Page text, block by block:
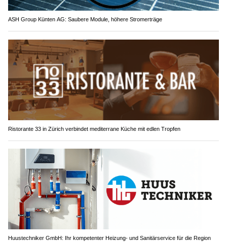
ASH Group Künten AG: Saubere Module, höhere Stromerträge
Ristorante 33 in Zürich verbindet mediterrane Küche mit edlen Tropfen
Huustechniker GmbH: Ihr kompetenter Heizung- und Sanitärservice für die Region